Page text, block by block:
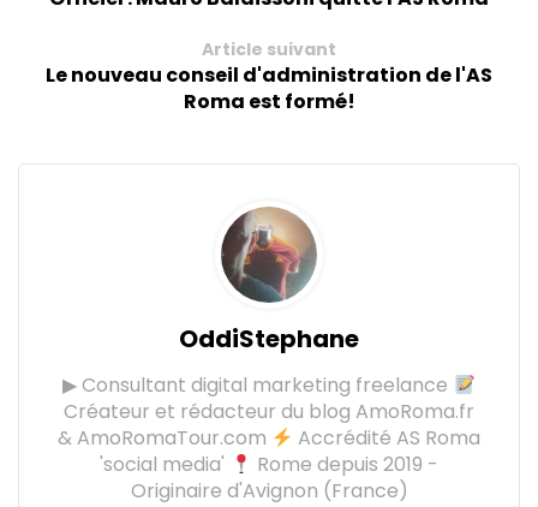
Article suivant
Le nouveau conseil d'administration de l'AS
Roma est formé!
OddiStephane
▶ Consultant digital marketing freelance
Créateur et rédacteur du blog AmoRoma.fr
& AmoRomaTour.com
Accrédité AS Roma
'social media'
Rome depuis 2019 -
Originaire d'Avignon (France)